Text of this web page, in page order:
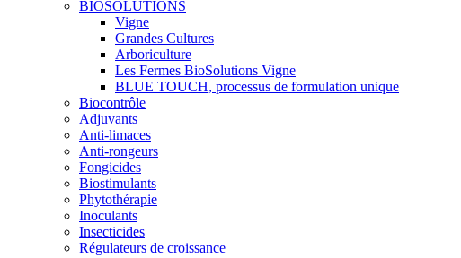
BIOSOLUTIONS
Vigne
Grandes Cultures
Arboriculture
Les Fermes BioSolutions Vigne
BLUE TOUCH, processus de formulation unique
Biocontrôle
Adjuvants
Anti-limaces
Anti-rongeurs
Fongicides
Biostimulants
Phytothérapie
Inoculants
Insecticides
Régulateurs de croissance